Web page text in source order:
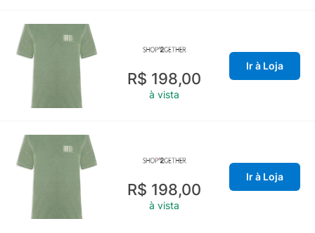
R$ 198,00
à vista
Ir à Loja
R$ 198,00
à vista
Ir à Loja